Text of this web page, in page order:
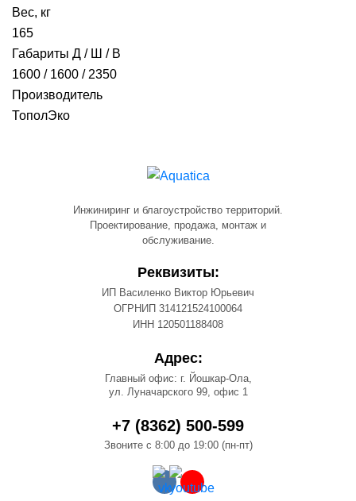
Вес, кг
165
Габариты Д / Ш / В
1600 / 1600 / 2350
Производитель
ТополЭко
Инжиниринг и благоустройство территорий.
Проектирование, продажа, монтаж и
обслуживание.
Реквизиты:
ИП Василенко Виктор Юрьевич
ОГРНИП 314121524100064
ИНН 120501188408
Адрес:
Главный офис: г. Йошкар-Ола,
ул. Луначарского 99, офис 1
+7 (8362) 500-599
Звоните с 8:00 до 19:00 (пн-пт)